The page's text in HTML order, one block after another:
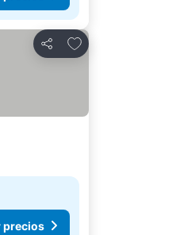
Compartir
Agregar a favoritos
precios